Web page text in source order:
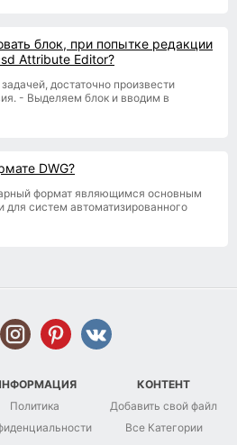
блок, при попытке редакции
Attribute Editor?
достаточно произвести
- Выделяем блок и вводим в
DWG?
формат являющимся основным
систем автоматизированного
Политика
КОНТЕНТ
Добавить свой файл
Все Категории